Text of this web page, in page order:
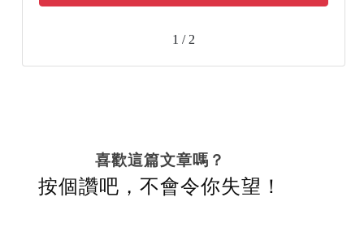
1 / 2
喜歡這篇文章嗎？
按個讚吧，不會令你失望！